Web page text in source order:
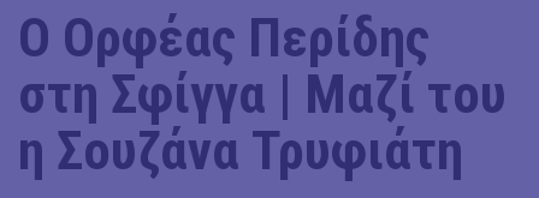
Ο Ορφέας Περίδης
στη Σφίγγα | Μαζί του
η Σουζάνα Τρυφιάτη